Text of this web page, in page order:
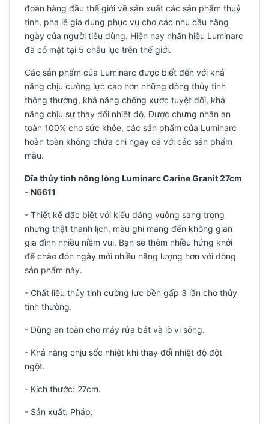
đoàn hàng đầu thế giới về sản xuất các sản phẩm thuỷ
tinh, pha lê gia dụng phục vụ cho các nhu cầu hằng
ngày của người tiêu dùng. Hiện nay nhãn hiệu Luminarc
đã có mặt tại 5 châu lục trên thế giới.
Các sản phẩm của Luminarc được biết đến với khả
năng chịu cường lực cao hơn những dòng thủy tinh
thông thường, khả năng chống xước tuyệt đối, khả
năng chịu sự thay đổi nhiệt độ. Được chứng nhận an
toàn 100% cho sức khỏe, các sản phẩm của Luminarc
hoàn toàn không chứa chì ngay cả với các sản phẩm
màu.
Đĩa thủy tinh nông lòng Luminarc Carine Granit 27cm
- N6611
- Thiết kế đặc biệt với kiểu dáng vuông sang trọng
nhưng thật thanh lịch, màu ghi mang đến không gian
gia đình nhiều niềm vui. Bạn sẽ thêm nhiều hứng khởi
để chào đón ngày mới nhiều năng lượng hơn với dòng
sản phẩm này.
- Chất liệu thủy tinh cường lực bền gấp 3 lần cho thủy
tinh thường.
- Dùng an toàn cho máy rửa bát và lò vi sóng.
- Khả năng chịu sốc nhiệt khi thay đổi nhiệt độ đột
ngột.
- Kích thước: 27cm.
- Sản xuất: Pháp.